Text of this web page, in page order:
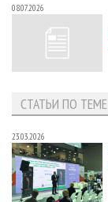
08.07.2026
СТАТЬИ ПО ТЕМЕ
23.03.2026